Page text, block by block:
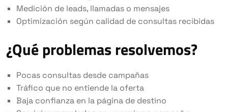
Medición de leads, llamadas o mensajes
Optimización según calidad de consultas recibidas
¿Qué problemas resolvemos?
Pocas consultas desde campañas
Tráfico que no entiende la oferta
Baja confianza en la página de destino